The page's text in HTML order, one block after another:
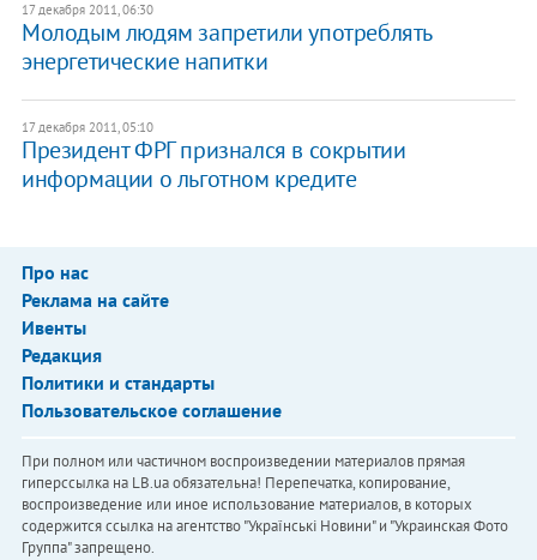
17 декабря 2011, 06:30
Молодым людям запретили употреблять
энергетические напитки
17 декабря 2011, 05:10
Президент ФРГ признался в сокрытии
информации о льготном кредите
Про нас
Реклама на сайте
Ивенты
Редакция
Политики и стандарты
Пользовательское соглашение
При полном или частичном воспроизведении материалов прямая
гиперссылка на LB.ua обязательна! Перепечатка, копирование,
воспроизведение или иное использование материалов, в которых
содержится ссылка на агентство "Українськi Новини" и "Украинская Фото
Группа" запрещено.